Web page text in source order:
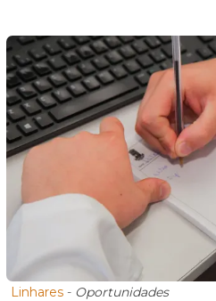
Linhares - Oportunidades